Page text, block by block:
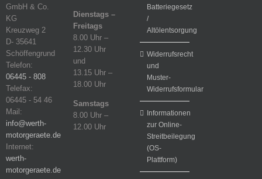
GmbH & Co.
KG
Kreuzweg 2
D- 35641
Schöffengrund
Telefon:
06445 - 808
Telefax:
06445 - 54 46
Mail:
info@werth-
motorgeraete.de
Internet:
werth-
motorgeraete.de
Dienstags –
Freitags
8.00 Uhr –
12.30 Uhr
und
13.15 Uhr –
18.00 Uhr
Samstags
8.00 Uhr –
12.00 Uhr
Batteriegesetz
/
Altölentsorgung
Widerrufsrecht
und
Muster-
Widerrufsformular
Informationen
zur Online-
Streitbeilegung
(OS-
Plattform)